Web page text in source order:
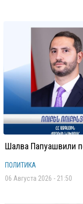
Шалва Папуашвили
ПОЛИТИКА
06 Августа 2026 - 21:50